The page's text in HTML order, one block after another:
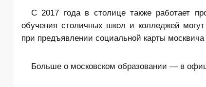
С 2017 года в столице также работает
обучения столичных школ и колледжей
при предъявлении социальной карты
Больше о московском образовании — в